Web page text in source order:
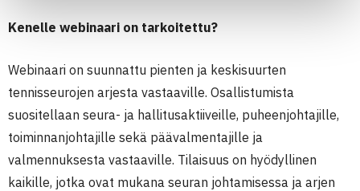
Kenelle webinaari on tarkoitettu?
Webinaari on suunnattu pienten ja keskisuurten
tennisseurojen arjesta vastaaville. Osallistumista
suositellaan seura- ja hallitusaktiiveille, puheenjohtajille,
toiminnanjohtajille sekä päävalmentajille ja
valmennuksesta vastaaville. Tilaisuus on hyödyllinen
kaikille, jotka ovat mukana seuran johtamisessa ja arjen